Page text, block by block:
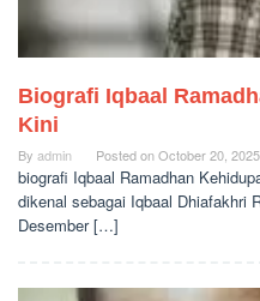
Biografi Iqbaal
Kini
By admin Posted onOctober 20, 2025
biografi Iqbaal Ramadhan
dikenal sebagai Iqbaal Dhiafakhri
Desember […]